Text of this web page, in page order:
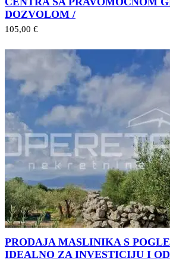
DOZVOLOM /
105,00 €
PRODAJA MASLINIKA S
IDEALNO ZA INVESTICIJU I